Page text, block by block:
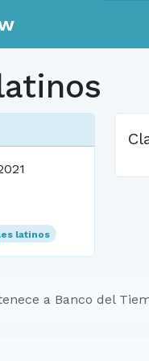
latinos
a Banco del